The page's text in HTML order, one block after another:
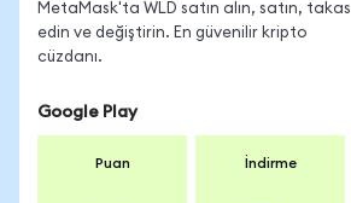
MetaMask'ta WLD satın alın, satın, takas
edin ve değiştirin. En güvenilir kripto
cüzdanı.
Google Play
Puan İndirme